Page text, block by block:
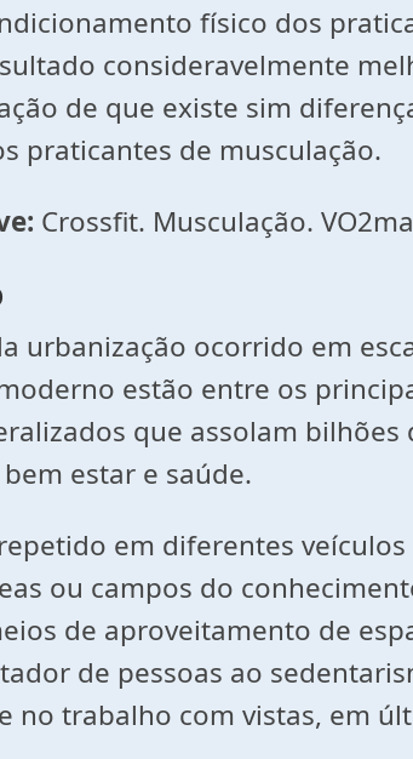
físico dos
consideravelmente
de que existe sim
praticantes de musculação.
Crossfit. Musculação.
urbanização ocorrido em
estão entre os
que assolam
estar e saúde.
em diferentes
ou campos do
de aproveitamento de
de pessoas ao
no trabalho com vistas, em